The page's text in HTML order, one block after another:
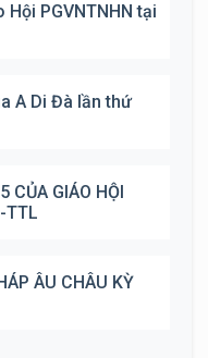
PGVNTNHN tại
A Di Đà lần thứ
CỦA GIÁO HỘI
TTL
ÂU CHÂU KỲ